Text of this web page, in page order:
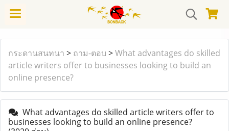
กระดานสนทนา > ถาม-ตอบ >What advantages do skilled
article writers offer to businesses looking to build an
online presence?
What advantages do skilled article writers offer to
businesses looking to build an online presence?